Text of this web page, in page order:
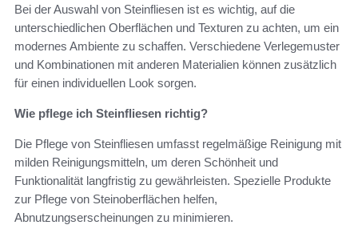
Bei der Auswahl von Steinfliesen ist es wichtig, auf die
unterschiedlichen Oberflächen und Texturen zu achten, um ein
modernes Ambiente zu schaffen. Verschiedene Verlegemuster
und Kombinationen mit anderen Materialien können zusätzlich
für einen individuellen Look sorgen.
Wie pflege ich Steinfliesen richtig?
Die Pflege von Steinfliesen umfasst regelmäßige Reinigung mit
milden Reinigungsmitteln, um deren Schönheit und
Funktionalität langfristig zu gewährleisten. Spezielle Produkte
zur Pflege von Steinoberflächen helfen,
Abnutzungserscheinungen zu minimieren.